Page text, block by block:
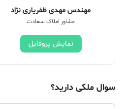
مهندس مهدی ظفریاری نژاد
مشاور املاک سعادت
نمایش پروفایل
سوال ملکی دارید؟